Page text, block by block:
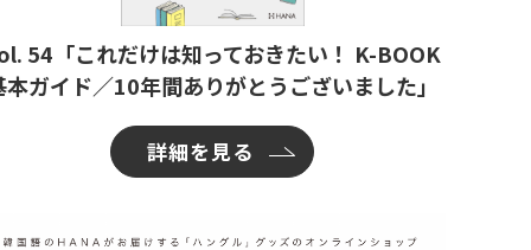
54「これだけは知っておきたい！ K-BOOK
本ガイド／10年間ありがとうございました」
詳細を見る